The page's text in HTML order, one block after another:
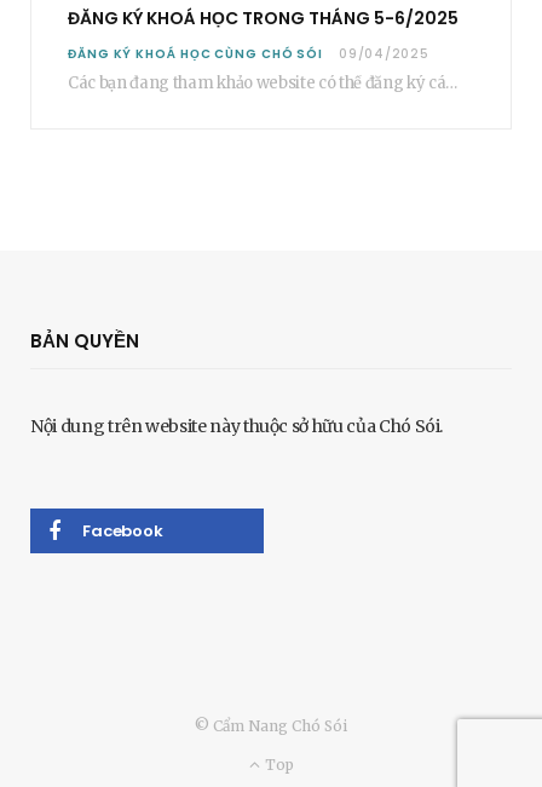
ĐĂNG KÝ KHOÁ HỌC TRONG THÁNG 5-6/2025
ĐĂNG KÝ KHOÁ HỌC CÙNG CHÓ SÓI 09/04/2025
Các bạn đang tham khảo website có thể đăng ký các khoá học cơ bản…
BẢN QUYỀN
Nội dung trên website này thuộc sở hữu của Chó Sói.
Facebook
© Cẩm Nang Chó Sói
Top